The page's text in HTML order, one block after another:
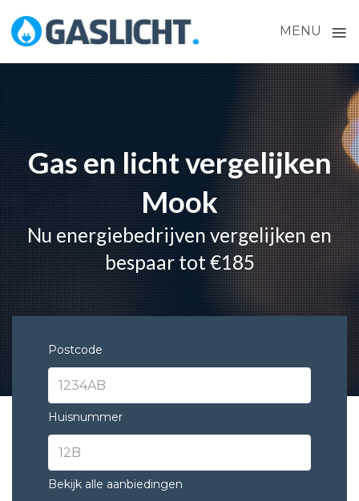
MENU ≡
Skip
to
content
Gas en licht vergelijken
Mook
Nu energiebedrijven vergelijken en
bespaar tot €185
Postcode
Huisnummer
Bekijk alle aanbiedingen